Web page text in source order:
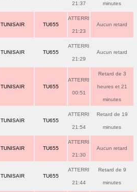
21:37 minutes
TUNISAIR TU655
ATTERRI
21:23
Aucun retard
TUNISAIR TU655
ATTERRI
21:29
Aucun retard
TUNISAIR TU655
ATTERRI
00:51
Retard de 3
heures et 21
minutes
TUNISAIR TU655
ATTERRI
21:54
Retard de 19
minutes
TUNISAIR TU655
ATTERRI
21:30
Aucun retard
TUNISAIR TU655
ATTERRI
21:44
Retard de 9
minutes